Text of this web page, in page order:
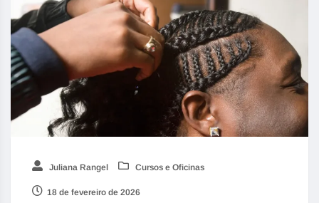
Juliana Rangel Cursos e Oficinas
18 de fevereiro de 2026